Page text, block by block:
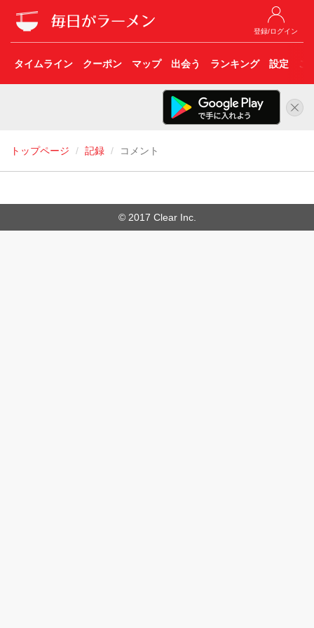
登録/ログイン
タイムライン クーポン マップ 出会う ランキング 設定 こ
トップページ 記録 コメント
© 2017 Clear Inc.